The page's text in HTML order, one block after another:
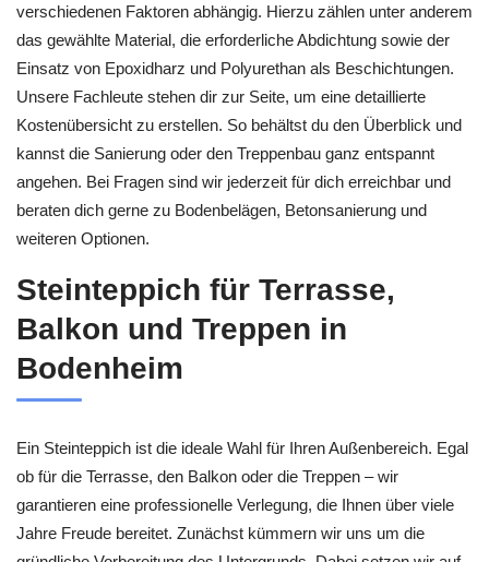
verschiedenen Faktoren abhängig. Hierzu zählen unter anderem
das gewählte Material, die erforderliche Abdichtung sowie der
Einsatz von Epoxidharz und Polyurethan als Beschichtungen.
Unsere Fachleute stehen dir zur Seite, um eine detaillierte
Kostenübersicht zu erstellen. So behältst du den Überblick und
kannst die Sanierung oder den Treppenbau ganz entspannt
angehen. Bei Fragen sind wir jederzeit für dich erreichbar und
beraten dich gerne zu Bodenbelägen, Betonsanierung und
weiteren Optionen.
Steinteppich für Terrasse,
Balkon und Treppen in
Bodenheim
Ein Steinteppich ist die ideale Wahl für Ihren Außenbereich. Egal
ob für die Terrasse, den Balkon oder die Treppen – wir
garantieren eine professionelle Verlegung, die Ihnen über viele
Jahre Freude bereitet. Zunächst kümmern wir uns um die